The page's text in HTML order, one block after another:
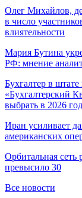
Олег Михайлов,
в число
влиятельности
Мария Бутина
РФ: мнение
Бухгалтер в
«Бухгалтерский
выбрать в 2026
Иран усиливает
американских
Орбитальная сеть
превысило 30
Все новости